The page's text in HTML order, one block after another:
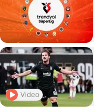
Video